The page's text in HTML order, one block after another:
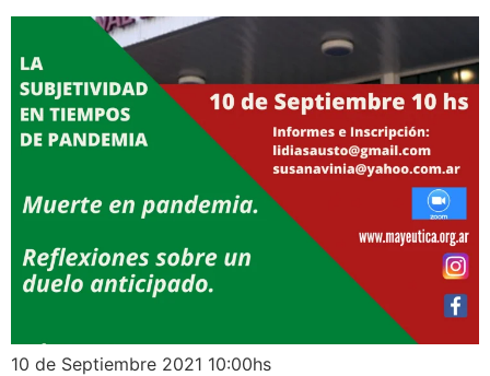
10 de Septiembre 2021 10:00hs